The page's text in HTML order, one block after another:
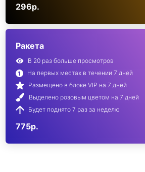
296р.
Ракета
В 20 раз больше просмотров
На первых местах в течении 7 дней
Размещено в блоке VIP на 7 дней
Выделено розовым цветом на 7 дней
Будет поднято 7 раз за неделю
775р.